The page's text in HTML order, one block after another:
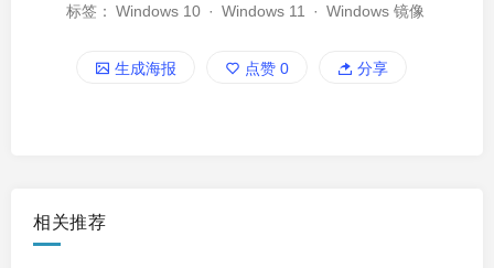
标签： Windows 10 · Windows 11 · Windows 镜像
生成海报 点赞 0 分享
相关推荐